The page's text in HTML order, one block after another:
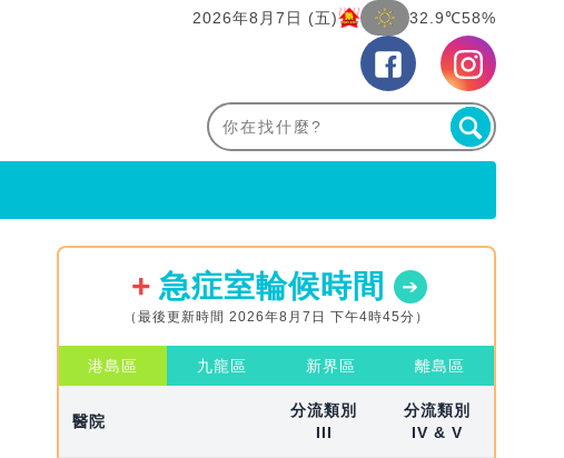
2026年8月7日 (五) 32.9℃58%
急症室輪候時間
（最後更新時間 2026年8月7日 下午4時45分）
港島區 九龍區 新界區 離島區
醫院
分流類別
III
分流類別
IV & V